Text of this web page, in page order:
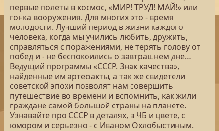
первые полеты в космос, «МИР! ТРУД! МАЙ!» или
гонка вооружения. Для многих это - время
молодости. Лучший период в жизни каждого
человека, когда мы учились любить, дружить,
справляться с поражениями, не терять голову от
побед и - не беспокоились о завтрашнем дне…
Ведущий программы «СССР. Знак качества»,
найденные им артефакты, а так же свидетели
советской эпохи позволят нам совершить
путешествие во времени и вспомнить, как жили
граждане самой большой страны на планете.
Узнавайте про СССР в деталях, в ЧБ и цвете, с
юмором и серьезно - с Иваном Охлобыстиным.